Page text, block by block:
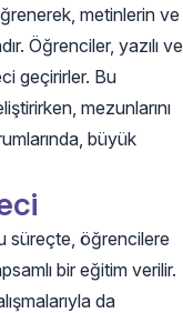
metinlerin ve
Öğrenciler, yazılı ve
geçirirler. Bu
mezunlarını
büyük
süreçte, öğrencilere
bir eğitim verilir.
da